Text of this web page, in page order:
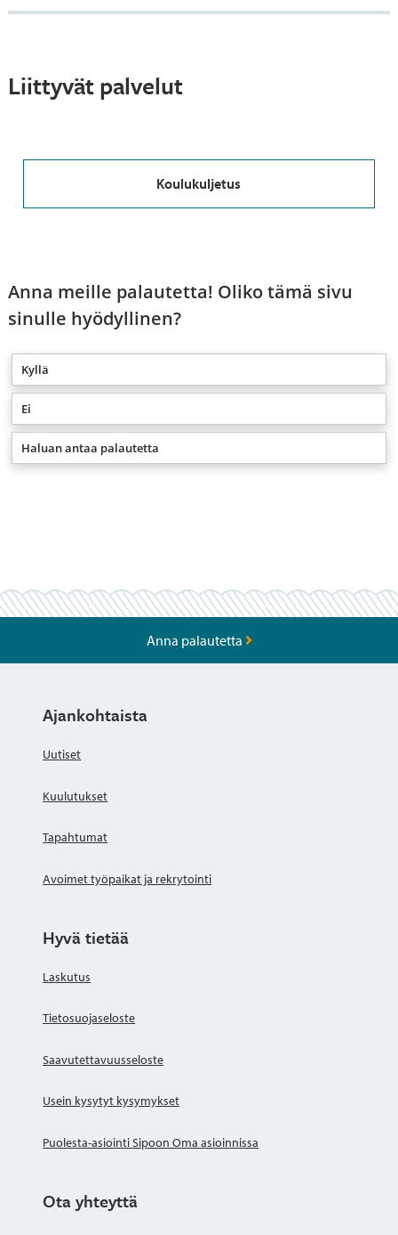
Liittyvät palvelut
Koulukuljetus
Anna meille palautetta! Oliko tämä sivu
sinulle hyödyllinen?
Kyllä
Ei
Haluan antaa palautetta
Anna palautetta
Ajankohtaista
Uutiset
Kuulutukset
Tapahtumat
Avoimet työpaikat ja rekrytointi
Hyvä tietää
Laskutus
Tietosuojaseloste
Saavutettavuusseloste
Usein kysytyt kysymykset
Puolesta-asiointi Sipoon Oma asioinnissa
Ota yhteyttä